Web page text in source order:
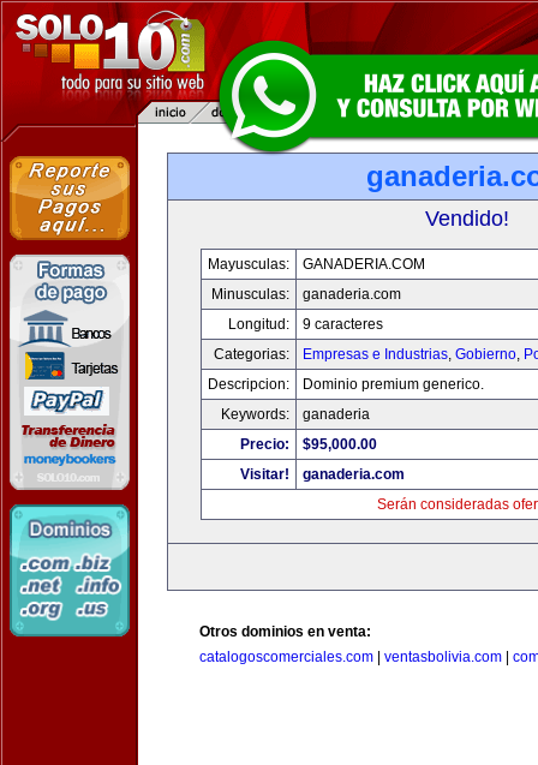
Vendido!
Mayusculas:
GANADERIA.COM
Minusculas:
ganaderia.com
Longitud:
9 caracteres
Categorias:
Empresas e Industrias, Gobierno,
Descripcion:
Dominio premium generico.
Keywords:
ganaderia
Precio:
$95,000.00
Visitar!
ganaderia.com
Serán consideradas
Otros dominios en venta:
catalogoscomerciales.com
ventasbolivia.com